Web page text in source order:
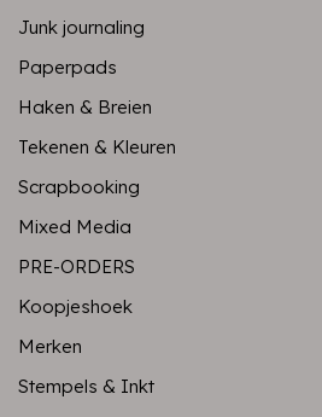
Junk journaling
Paperpads
Haken & Breien
Tekenen & Kleuren
Scrapbooking
Mixed Media
PRE-ORDERS
Koopjeshoek
Merken
Stempels & Inkt